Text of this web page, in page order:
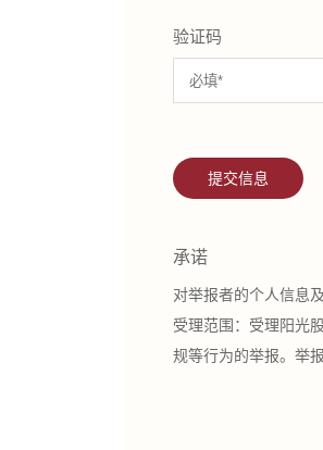
验证码
提交信息
承诺
对举报者的个人信息
受理范围：受理阳光
规等行为的举报。举